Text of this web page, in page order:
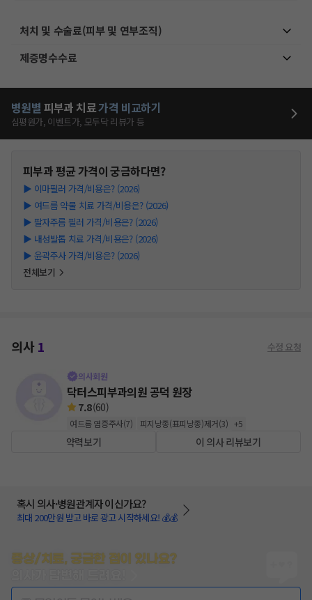
처치 및 수술료(피부 및 연부조직)
제증명수수료
병원별 피부과 치료가격 비교하기
심평원가, 이벤트가, 모두닥 리뷰가 등
피부과평균 가격이 궁금하다면?
▶ 이마필러 가격/비용은? (2026)
▶ 여드름 약물 치료 가격/비용은? (2026)
▶ 팔자주름 필러 가격/비용은? (2026)
▶ 내성발톱 치료 가격/비용은? (2026)
▶ 윤곽주사 가격/비용은? (2026)
전체보기
의사1 수정 요청
의사회원
닥터스피부과의원 공덕 원장
7.8(60)
여드름 염증주사(7) 피지낭종(표피낭종)제거(3) +5
약력보기 이 의사 리뷰보기
혹시 의사·병원관계자 이신가요?
최대 200만원 받고 바로 광고 시작하세요! 💰💰
증상/치료, 궁금한 점이 있나요?